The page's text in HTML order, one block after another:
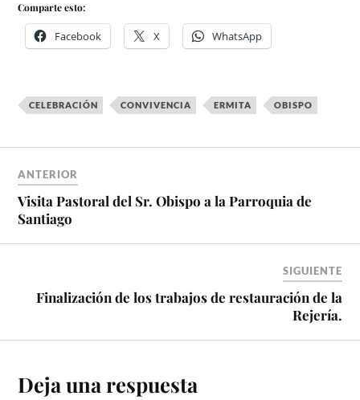
Comparte esto:
Facebook X WhatsApp
CELEBRACIÓN CONVIVENCIA ERMITA OBISPO
ANTERIOR
Visita Pastoral del Sr. Obispo a la Parroquia de
Santiago
SIGUIENTE
Finalización de los trabajos de restauración de la
Rejería.
Deja una respuesta